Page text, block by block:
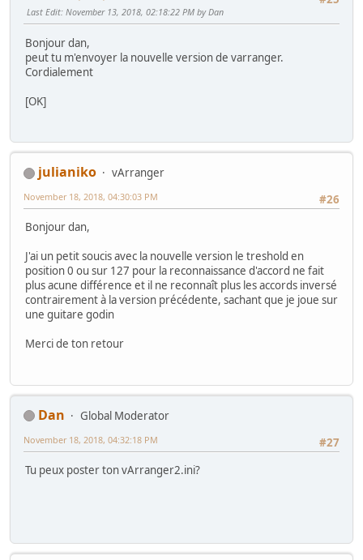
Last Edit: November 13, 2018, 02:18:22 PM by Dan
Bonjour dan,
peut tu m'envoyer la nouvelle version de varranger.
Cordialement
[OK]
julianiko
vArranger
#26
November 18, 2018, 04:30:03 PM
Bonjour dan,
J'ai un petit soucis avec la nouvelle version le treshold en
position 0 ou sur 127 pour la reconnaissance d'accord ne fait
plus acune différence et il ne reconnaît plus les accords inversé
contrairement à la version précédente, sachant que je joue sur
une guitare godin
Merci de ton retour
Dan
Global Moderator
#27
November 18, 2018, 04:32:18 PM
Tu peux poster ton vArranger2.ini?